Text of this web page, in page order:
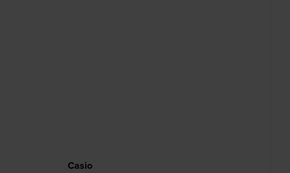
Casio